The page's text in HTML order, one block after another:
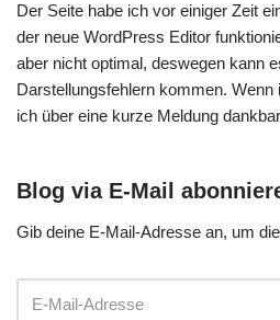
Der Seite habe ich vor einiger Zeit
der neue WordPress Editor
aber nicht optimal, deswegen kann
Darstellungsfehlern kommen.
ich über eine kurze Meldung
Blog via E-Mail
Gib deine E-Mail-Adresse an, um